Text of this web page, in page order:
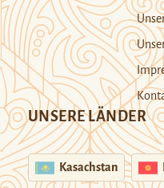
UNSERE LÄNDER
Kasachstan